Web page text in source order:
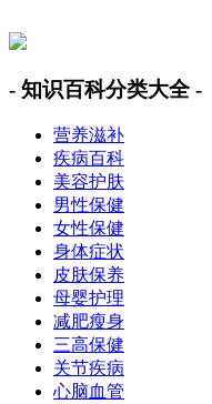
- 知识百科分类大全 -
营养滋补
疾病百科
美容护肤
男性保健
女性保健
身体症状
皮肤保养
母婴护理
减肥瘦身
三高保健
关节疾病
心脑血管